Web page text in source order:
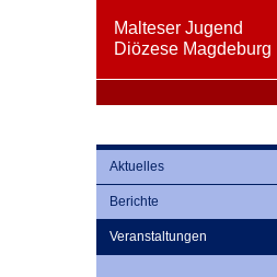
Malteser Jugend
Diözese Magdeburg
Aktuelles
Berichte
Veranstaltungen